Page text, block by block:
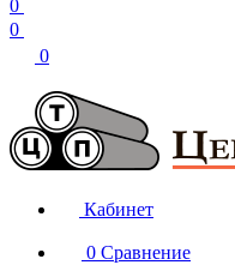
0
0
0
Кабинет
0 Сравнение